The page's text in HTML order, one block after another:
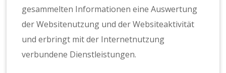
gesammelten Informationen eine Auswertung
der Websitenutzung und der Websiteaktivität
und erbringt mit der Internetnutzung
verbundene Dienstleistungen.